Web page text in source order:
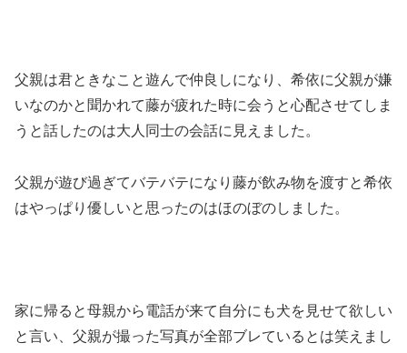
父親は君ときなこと遊んで仲良しになり、希依に父親が嫌
いなのかと聞かれて藤が疲れた時に会うと心配させてしま
うと話したのは大人同士の会話に見えました。
父親が遊び過ぎてバテバテになり藤が飲み物を渡すと希依
はやっぱり優しいと思ったのはほのぼのしました。
家に帰ると母親から電話が来て自分にも犬を見せて欲しい
と言い、父親が撮った写真が全部ブレているとは笑えまし